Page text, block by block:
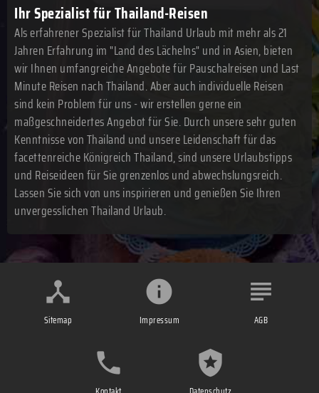
Ihr Spezialist für Thailand-Reisen
Als erfahrener Spezialist für Thailand Urlaub mit mehr als 21
Jahren Erfahrung im "Land des Lächelns" und in Asien, bieten
wir Ihnen umfangreiche Angebote für Pauschalreisen und Last
Minute Reisen nach Thailand. Aber auch individuelle Reisen
sind kein Problem für uns - wir erstellen gerne ein
maßgeschneidertes Angebot für Sie. Durch unsere sehr guten
Kenntnisse von Thailand und unsere Leidenschaft für das
facettenreiche Königreich Thailand, sind unsere Urlaubstipps
und Reiseideen für Sie grenzenlos und abwechslungsreich.
Lassen Sie sich von uns inspirieren und genießen Sie Ihren
unvergesslichen Thailand Urlaub.
Sitemap Impressum AGB